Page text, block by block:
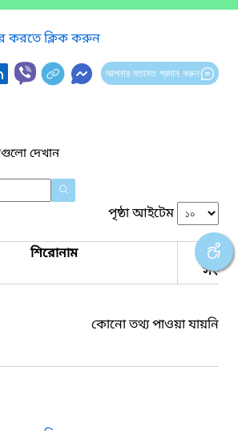
করতে ক্লিক করুন
আপনার মতামত প্রদান করুন
দেখান
পৃষ্ঠা আইটেম
শিরোনাম
কোনো তথ্য পাওয়া যায়নি।